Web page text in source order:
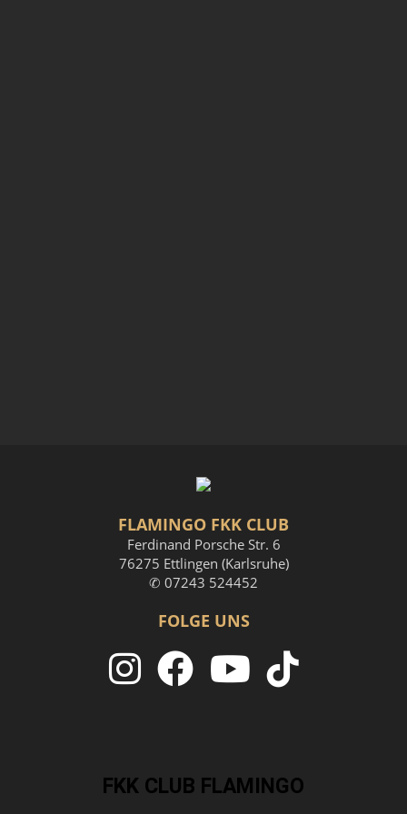
FLAMINGO FKK CLUB
Ferdinand Porsche Str. 6
76275 Ettlingen (Karlsruhe)
✆ 07243 524452
FOLGE UNS
FKK CLUB FLAMINGO